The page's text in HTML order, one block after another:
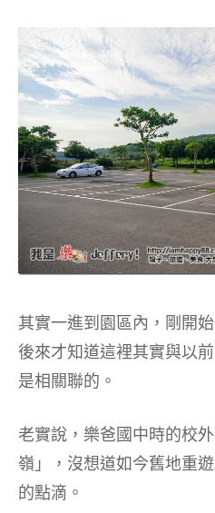
其實一進到園區內，剛開
後來才知道這裡其實與以
是相關聯的。
老實說，樂爸國中時的校
嶺」，沒想道如今舊地重
的點滴。